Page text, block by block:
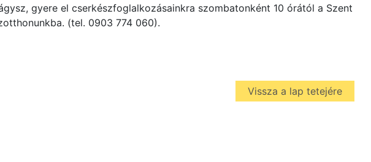
gyere el cserkészfoglalkozásainkra szombatonként 10 órától a Szent
(tel. 0903 774 060).
Vissza a lap tetejére